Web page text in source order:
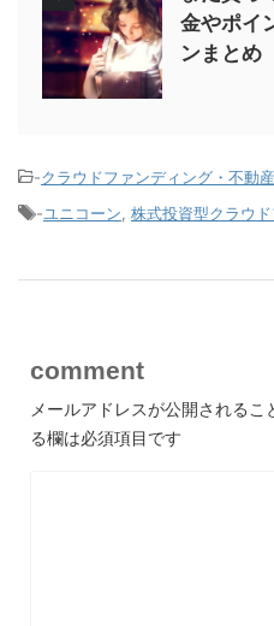
金やポイ
ンまとめ
-クラウドファンディング・不動
-ユニコーン 株式投資型クラウ
comment
メールアドレスが公開されるこ
る欄は必須項目です